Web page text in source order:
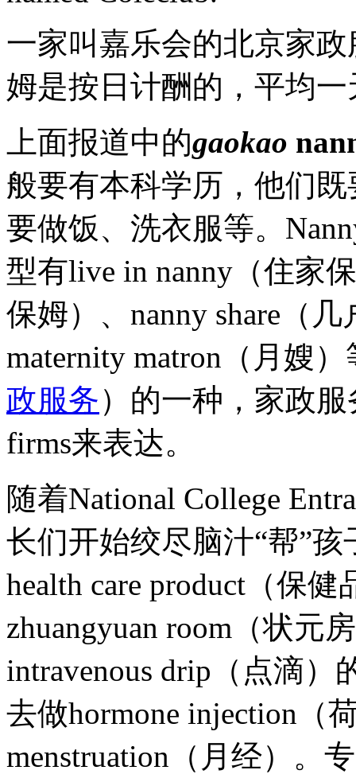
一家叫嘉乐会的北京家
姆是按日计酬的，平均一
上面报道中的gaokao
般要有本科学历，他们
要做饭、洗衣服等。
型有live in nanny（住家
保姆）、nanny share（
maternity matron（月嫂
政服务）的一种，家政服
firms来表达。
随着National College
长们开始绞尽脑汁“帮”
health care product（保
zhuangyuan room（状元
intravenous drip（点滴
去做hormone injection（
menstruation（月经）。